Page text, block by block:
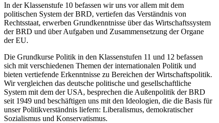
In der Klassenstufe 10 befassen wir uns vor allem mit dem
politischen System der BRD, vertiefen das Verständnis von
Rechtsstaat, erwerben Grundkenntnisse über das Wirtschaftssystem
der BRD und über Aufgaben und Zusammensetzung der Organe
der EU.
Die Grundkurse Politik in den Klassenstufen 11 und 12 befassen
sich mit verschiedenen Themen der internationalen Politik und
bieten vertiefende Erkenntnisse zu Bereichen der Wirtschaftspolitik.
Wir vergleichen das deutsche politische und gesellschaftliche
System mit dem der USA, besprechen die Außenpolitik der BRD
seit 1949 und beschäftigen uns mit den Ideologien, die die Basis für
unser Politikverständnis liefern: Liberalismus, demokratischer
Sozialismus und Konservatismus.